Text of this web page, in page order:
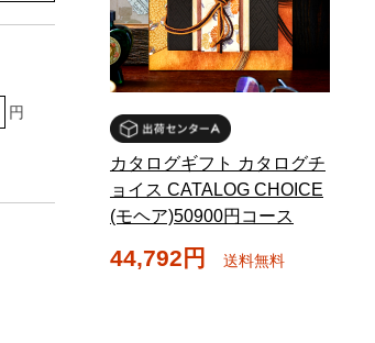
円
カタログギフト カタログチ
ョイス CATALOG CHOICE
(モヘア)50900円コース
44,792円 送料無料